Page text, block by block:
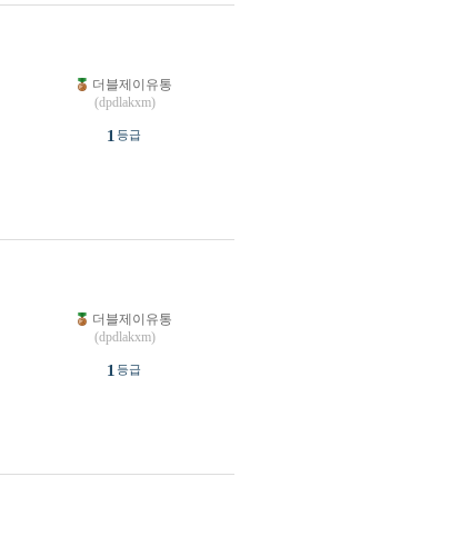
더블제이유통
(dpdlakxm)
1 등급
더블제이유통
(dpdlakxm)
1 등급